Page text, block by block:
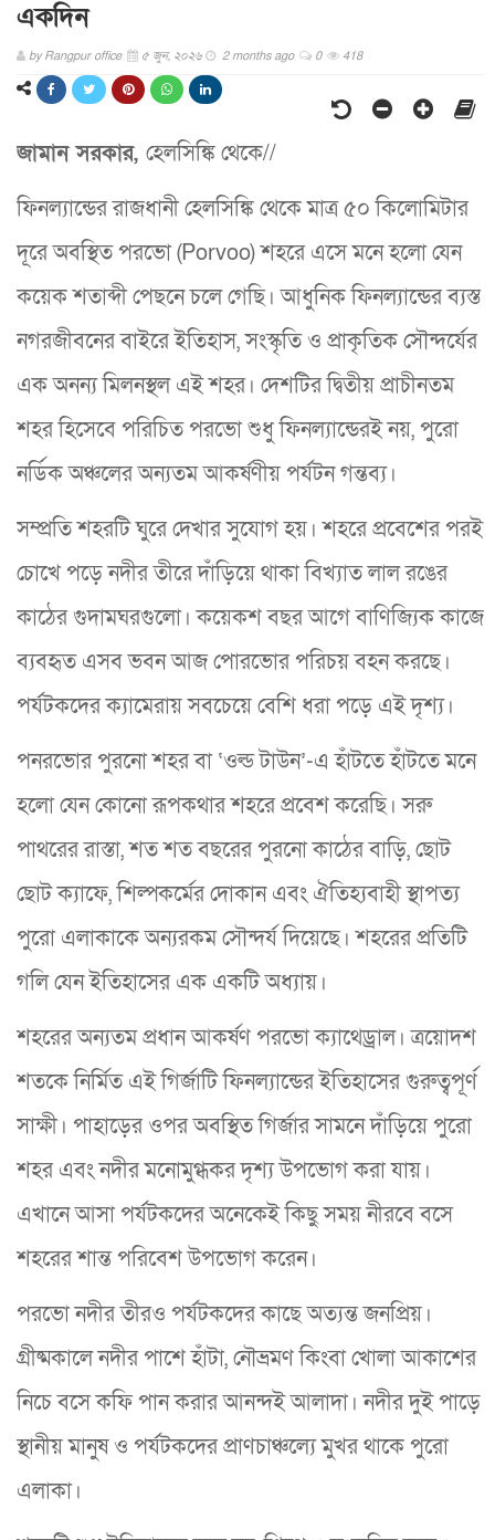
একদিন
byRangpur office ৫ জুন, ২০২৬ 2 months ago 0 418
জামান সরকার, হেলসিঙ্কি থেকে//
ফিনল্যান্ডের রাজধানী হেলসিঙ্কি থেকে মাত্র ৫০ কিলোমিটার
দূরে অবস্থিত পরভো (Porvoo) শহরে এসে মনে হলো যেন
কয়েক শতাব্দী পেছনে চলে গেছি। আধুনিক ফিনল্যান্ডের ব্যস্ত
নগরজীবনের বাইরে ইতিহাস, সংস্কৃতি ও প্রাকৃতিক সৌন্দর্যের
এক অনন্য মিলনস্থল এই শহর। দেশটির দ্বিতীয় প্রাচীনতম
শহর হিসেবে পরিচিত পরভো শুধু ফিনল্যান্ডেরই নয়, পুরো
নর্ডিক অঞ্চলের অন্যতম আকর্ষণীয় পর্যটন গন্তব্য।
সম্প্রতি শহরটি ঘুরে দেখার সুযোগ হয়। শহরে প্রবেশের পরই
চোখে পড়ে নদীর তীরে দাঁড়িয়ে থাকা বিখ্যাত লাল রঙের
কাঠের গুদামঘরগুলো। কয়েকশ বছর আগে বাণিজ্যিক কাজে
ব্যবহৃত এসব ভবন আজ পোরভোর পরিচয় বহন করছে।
পর্যটকদের ক্যামেরায় সবচেয়ে বেশি ধরা পড়ে এই দৃশ্য।
পনরভোর পুরনো শহর বা ‘ওল্ড টাউন’-এ হাঁটতে হাঁটতে মনে
হলো যেন কোনো রূপকথার শহরে প্রবেশ করেছি। সরু
পাথরের রাস্তা, শত শত বছরের পুরনো কাঠের বাড়ি, ছোট
ছোট ক্যাফে, শিল্পকর্মের দোকান এবং ঐতিহ্যবাহী স্থাপত্য
পুরো এলাকাকে অন্যরকম সৌন্দর্য দিয়েছে। শহরের প্রতিটি
গলি যেন ইতিহাসের এক একটি অধ্যায়।
শহরের অন্যতম প্রধান আকর্ষণ পরভো ক্যাথেড্রাল। ত্রয়োদশ
শতকে নির্মিত এই গির্জাটি ফিনল্যান্ডের ইতিহাসের গুরুত্বপূর্ণ
সাক্ষী। পাহাড়ের ওপর অবস্থিত গির্জার সামনে দাঁড়িয়ে পুরো
শহর এবং নদীর মনোমুগ্ধকর দৃশ্য উপভোগ করা যায়।
এখানে আসা পর্যটকদের অনেকেই কিছু সময় নীরবে বসে
শহরের শান্ত পরিবেশ উপভোগ করেন।
পরভো নদীর তীরও পর্যটকদের কাছে অত্যন্ত জনপ্রিয়।
গ্রীষ্মকালে নদীর পাশে হাঁটা, নৌভ্রমণ কিংবা খোলা আকাশের
নিচে বসে কফি পান করার আনন্দই আলাদা। নদীর দুই পাড়ে
স্থানীয় মানুষ ও পর্যটকদের প্রাণচাঞ্চল্যে মুখর থাকে পুরো
এলাকা।